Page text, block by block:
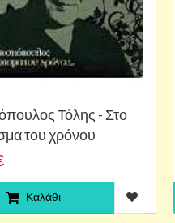
Τόλης - Στο
του χρόνου
Καλάθι